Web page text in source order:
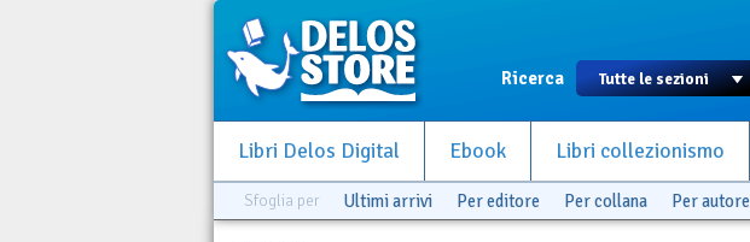
Ricerca
Libri Delos Digital Ebook Libri collezionismo
Sfoglia per Ultimi arrivi Per editore Per collana Per autore